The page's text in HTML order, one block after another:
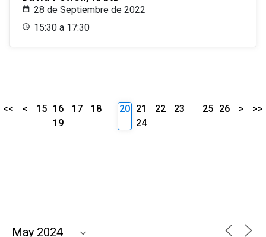
28 de Septiembre de 2022
15:30 a 17:30
<< < 15 16 17
18
19
20 21 22
23
24
25 26 > >>